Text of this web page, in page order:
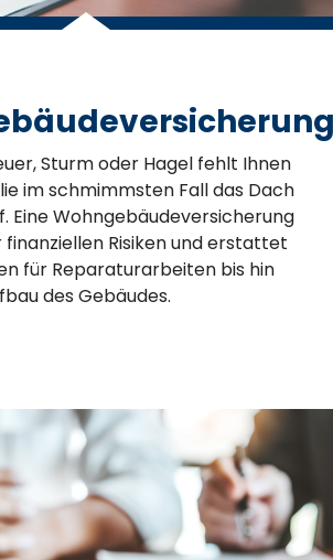
Sturm oder Hagel fehlt Ihnen
im schmimmsten Fall das Dach
Eine Wohngebäudeversicherung
finanziellen Risiken und erstattet
für Reparaturarbeiten bis hin
des Gebäudes.